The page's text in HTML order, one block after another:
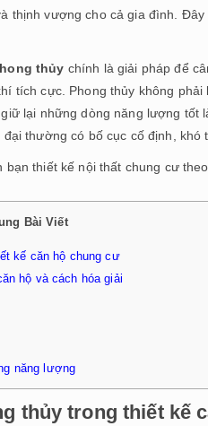
thịnh vượng cho cả gia đình.
thủy chính là giải pháp để
tích cực. Phong thủy không
lại những dòng năng lượng tốt
thường có bố cục cố định, khó
bạn thiết kế nội thất chung cư
Bài Viết
kế căn hộ chung cư
hộ và cách hóa giải
năng lượng
thủy trong thiết kế